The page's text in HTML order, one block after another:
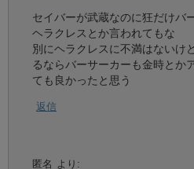
セイバーが武蔵なのに狂だけバ
ヘラクレスとか言われてもな
別にヘラクレスに不満はないけ
るならバーサーカーも金時とか
ても良かったと思う
返信
匿名 より: